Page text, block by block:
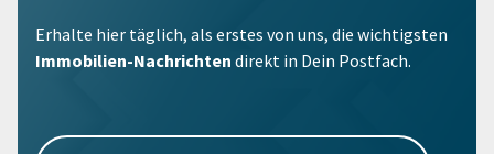
Erhalte hier täglich, als erstes von uns, die wichtigsten
Immobilien-Nachrichten direkt in Dein Postfach.